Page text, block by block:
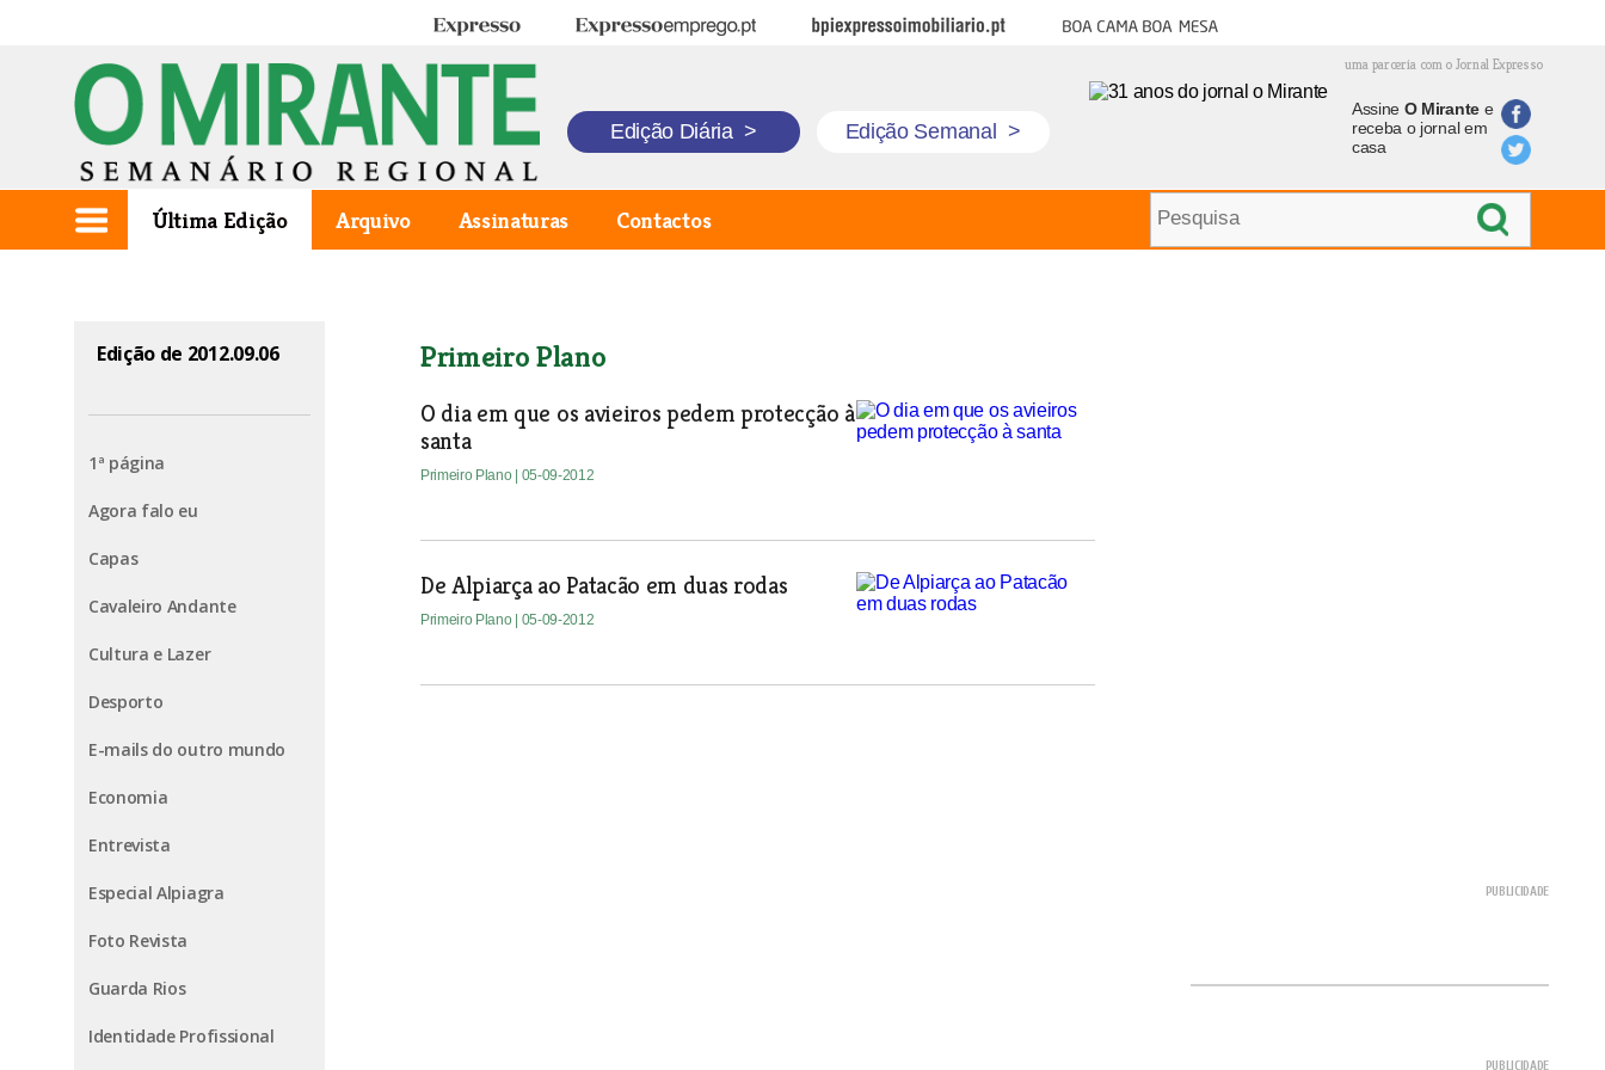
Expresso Expresso Emprego BPI Expresso Imobiliário Boa cama boa mesa
uma parceria com o Jornal Expresso
Edição Diária > Edição Semanal >
Assine O Mirantee
receba o jornal em
casa
Última Edição Arquivo Assinaturas Contactos
Edição de 2012.09.06
1ª página
Agora falo eu
Capas
Cavaleiro Andante
Cultura e Lazer
Desporto
E-mails do outro mundo
Economia
Entrevista
Especial Alpiagra
Foto Revista
Guarda Rios
Identidade Profissional
Primeiro Plano
O dia em que os avieiros pedem protecção à
santa
Primeiro Plano | 05-09-2012
De Alpiarça ao Patacão em duas rodas
Primeiro Plano | 05-09-2012